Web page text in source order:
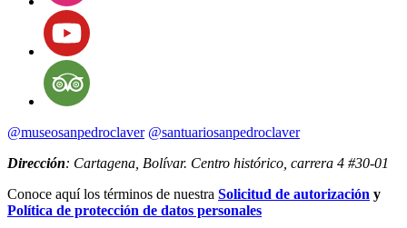
@museosanpedroclaver @santuariosanpedroclaver
Dirección: Cartagena, Bolívar. Centro histórico, carrera 4 #30-01
Conoce aquí los términos de nuestra Solicitud de autorización y
Política de protección de datos personales